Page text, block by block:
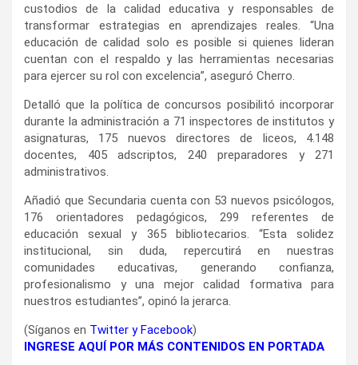
custodios de la calidad educativa y responsables de
transformar estrategias en aprendizajes reales. “Una
educación de calidad solo es posible si quienes lideran
cuentan con el respaldo y las herramientas necesarias
para ejercer su rol con excelencia”, aseguró Cherro.
Detalló que la política de concursos posibilitó incorporar
durante la administración a 71 inspectores de institutos y
asignaturas, 175 nuevos directores de liceos, 4.148
docentes, 405 adscriptos, 240 preparadores y 271
administrativos.
Añadió que Secundaria cuenta con 53 nuevos psicólogos,
176 orientadores pedagógicos, 299 referentes de
educación sexual y 365 bibliotecarios. “Esta solidez
institucional, sin duda, repercutirá en nuestras
comunidades educativas, generando confianza,
profesionalismo y una mejor calidad formativa para
nuestros estudiantes”, opinó la jerarca.
(Síganos en Twitter yFacebook)
INGRESE AQUÍ POR MÁS CONTENIDOS EN PORTADA